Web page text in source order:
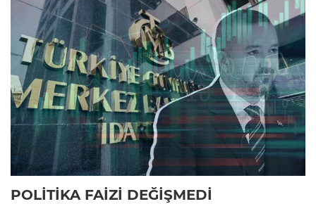
POLİTİKA FAİZİ DEĞİŞMEDİ